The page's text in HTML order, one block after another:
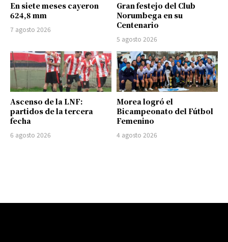
En siete meses cayeron
624,8 mm
7 agosto 2026
Gran festejo del Club
Norumbega en su
Centenario
5 agosto 2026
Ascenso de la LNF:
partidos de la tercera
fecha
6 agosto 2026
Morea logró el
Bicampeonato del Fútbol
Femenino
4 agosto 2026